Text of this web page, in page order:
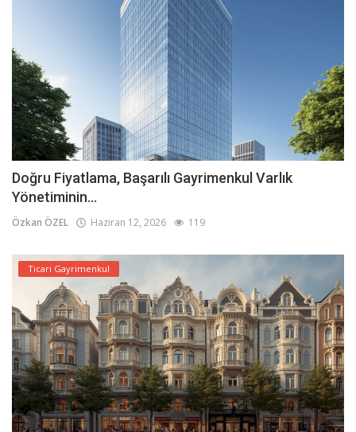
Doğru Fiyatlama, Başarılı Gayrimenkul Varlık
Yönetiminin...
Özkan ÖZEL Haziran 12, 2026 119
Ticari Gayrimenkul